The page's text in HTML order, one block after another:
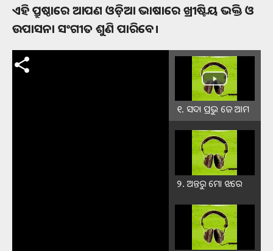
ଏହି ପ୍ରୁଷ୍ଠାରେ ଆପଣ ଓଡ଼ିଆ ଭାଷାରେ ଖ୍ରୀଷ୍ଟିୟ ଭକ୍ତି ଓ
ଉପାସନା ସଂଗୀତ ଶୁଣି ପାରିବେ।
୧. ସଦା ପ୍ରଭୁ ଜେ ଆମ
୨. ଅନ୍ତରୁ ମୋ ଝରେ